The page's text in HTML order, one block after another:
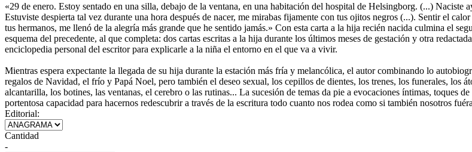
«29 de enero. Estoy sentado en una silla, debajo de la ventana, en una habitación del hospital de Helsingborg. (...)
Estuviste despierta tal vez durante una hora después de nacer, me mirabas fijamente con tus ojitos negros (...). Sentir el
tus hermanos, me llenó de la alegría más grande que he sentido jamás.» Con esta carta a la hija recién nacida culmina el
esquema del precedente, al que completa: dos cartas escritas a la hija durante los últimos meses de gestación y otra
enciclopedia personal del escritor para explicarle a la niña el entorno en el que va a vivir.
Mientras espera expectante la llegada de su hija durante la estación más fría y melancólica, el autor combinando lo
regalos de Navidad, el frío y Papá Noel, pero también el deseo sexual, los cepillos de dientes, los trenes, los funerales, los
alcantarilla, los botines, las ventanas, el cerebro o las rutinas... La sucesión de temas da pie a evocaciones íntimas, toques
portentosa capacidad para hacernos redescubrir a través de la escritura todo cuanto nos rodea como si también nosotros
Editorial:
Cantidad
-